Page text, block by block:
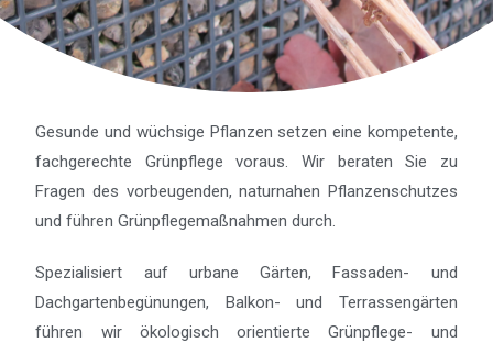
Gesunde und wüchsige Pflanzen setzen eine kompetente,
fachgerechte Grünpflege voraus. Wir beraten Sie zu
Fragen des vorbeugenden, naturnahen Pflanzenschutzes
und führen Grünpflegemaßnahmen durch.
Spezialisiert auf urbane Gärten, Fassaden- und
Dachgartenbegünungen, Balkon- und Terrassengärten
führen wir ökologisch orientierte Grünpflege- und